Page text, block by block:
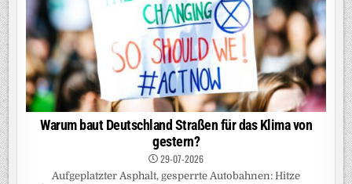
Warum baut Deutschland Straßen für das Klima von
gestern?
29-07-2026
Aufgeplatzter Asphalt, gesperrte Autobahnen: Hitze